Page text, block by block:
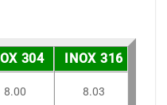
304 INOX 316
8.00 8.03